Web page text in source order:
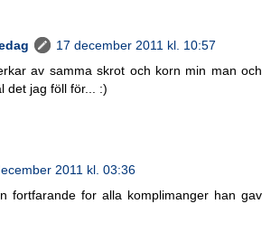
17 december 2011 kl. 10:57
av samma skrot och korn min man och
det jag föll för... :)
2011 kl. 03:36
fortfarande for alla komplimanger han gav